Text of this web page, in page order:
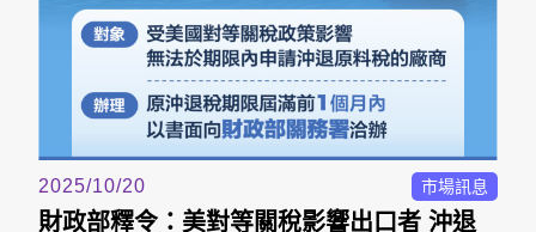
2025/10/20 市場訊息
財政部釋令：美對等關稅影響出口者 沖退